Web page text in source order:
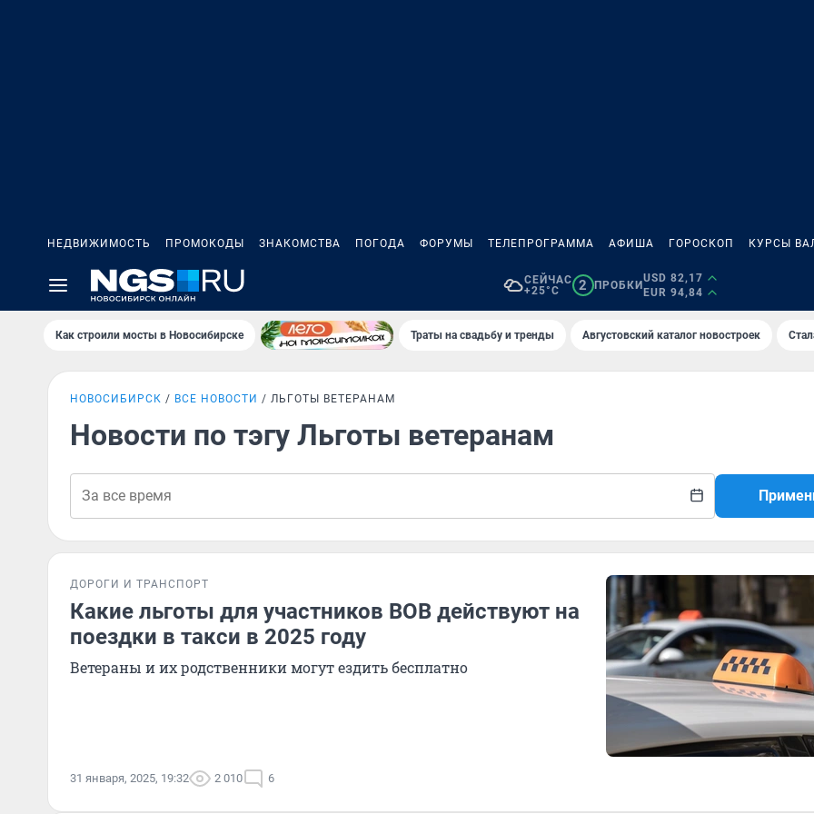
НЕДВИЖИМОСТЬ ПРОМОКОДЫ ЗНАКОМСТВА ПОГОДА ФОРУМЫ ТЕЛЕПРОГРАММА АФИША ГОРОСКОП КУРСЫ
СЕЙЧАС
+25°C
2 ПРОБКИ
USD 82,17
EUR 94,84
Как строили мосты в Новосибирске Траты на свадьбу и тренды Августовский каталог новостроек
НОВОСИБИРСК ВСЕ НОВОСТИ ЛЬГОТЫ ВЕТЕРАНАМ
Новости по тэгу Льготы ветеранам
ДОРОГИ И ТРАНСПОРТ
Какие льготы для участников ВОВ действуют на
поездки в такси в 2025 году
Ветераны и их родственники могут ездить бесплатно
31 января, 2025, 19:32 2 010 6